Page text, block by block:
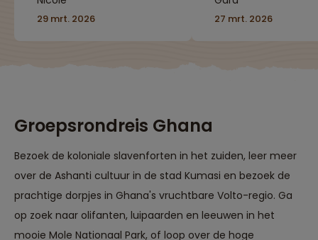
handig om je Westerse
bevolking is erg
vriendelijk, behulpzaam
dat jij in hun manier
van leven
wat voor leuke
interacties kan zorgen
als je daar zelf ook voor
29 mrt. 2026
een moeilijk
27 mrt. 2026
Groepsrondreis Ghana
Bezoek de koloniale slavenforten in het zuiden, leer meer
over de Ashanti cultuur in de stad Kumasi en bezoek de
prachtige dorpjes in Ghana's vruchtbare Volto-regio. Ga
op zoek naar olifanten, luipaarden en leeuwen in het
mooie Mole Nationaal Park, of loop over de hoge